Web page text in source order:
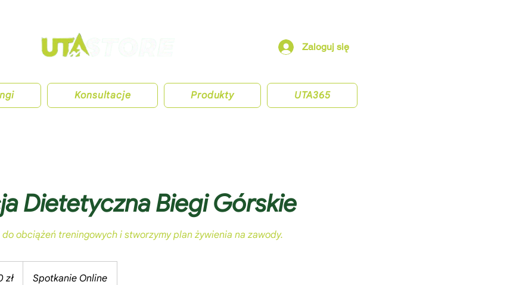
Zaloguj się
Konsultacje Produkty UTA365
Dietetyczna Biegi Górskie
zł Spotkanie Online